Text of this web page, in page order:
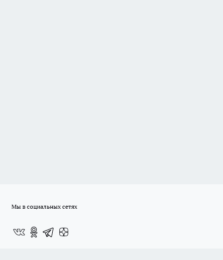
Мы в социальных сетях